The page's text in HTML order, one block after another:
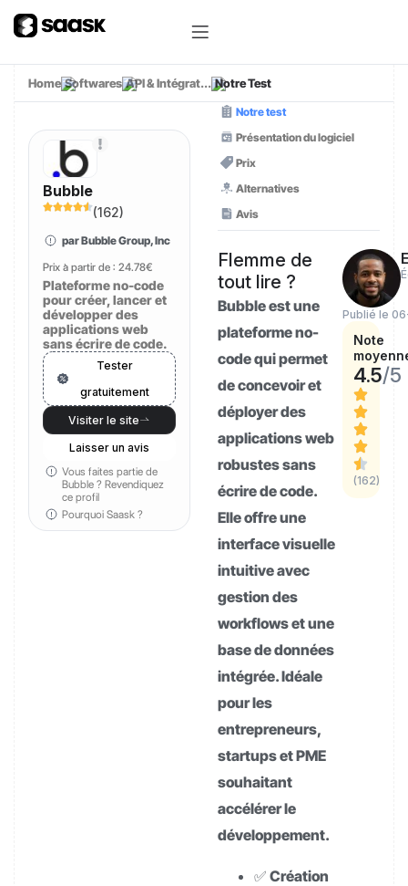
Home Softwares API & Intégrat... Notre Test
Bubble
(162)
par Bubble Group, Inc
Prix à partir de : 24.78€
Plateforme no-code
pour créer, lancer et
développer des
applications web
sans écrire de code.
Tester
gratuitement
Visiter le site
Laisser un avis
Vous faites partie de
Bubble ?Revendiquez
ce profil
Pourquoi Saask ?
Notre test
Présentation du logiciel
Prix
Alternatives
Avis
Flemme de
tout lire ?
Bubble est une
plateforme no-
code qui permet
de concevoir et
déployer des
applications web
robustes sans
écrire de code.
Elle offre une
interface visuelle
intuitive avec
gestion des
workflows et une
base de données
intégrée. Idéale
pour les
entrepreneurs,
startups et PME
souhaitant
accélérer le
développement.
✅ Création
Publié le
Note
4.5/5
(162)